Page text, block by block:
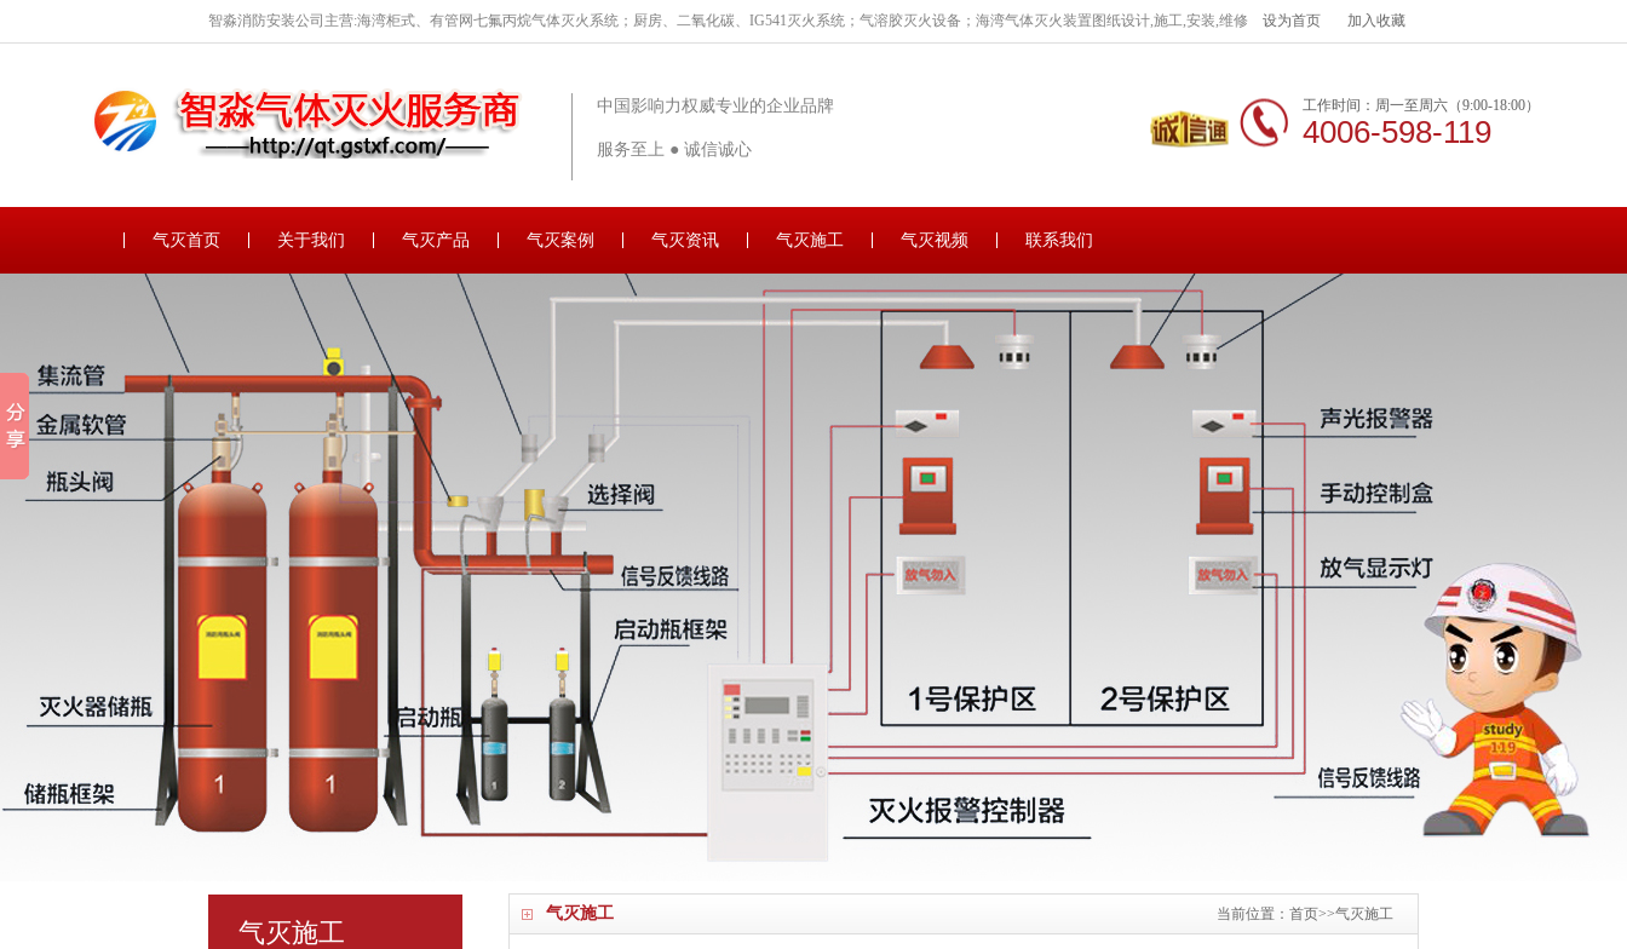
智淼消防安装公司主营:海湾柜式、有管网七氟丙烷气体灭火系统；厨房、二氧化碳、IG541灭火系统；气溶胶灭火设备；海湾气体灭火装置图纸设计,施工,安装,维修 设为首页 加入收藏
中国影响力权威专业的企业品牌
服务至上 ● 诚信诚心
工作时间：周一至周六（9:00-18:00）
4006-598-119
气灭首页 关于我们 气灭产品 气灭案例 气灭资讯 气灭施工 气灭视频 联系我们
气灭施工 当前位置： 首页>>气灭施工
气灭施工